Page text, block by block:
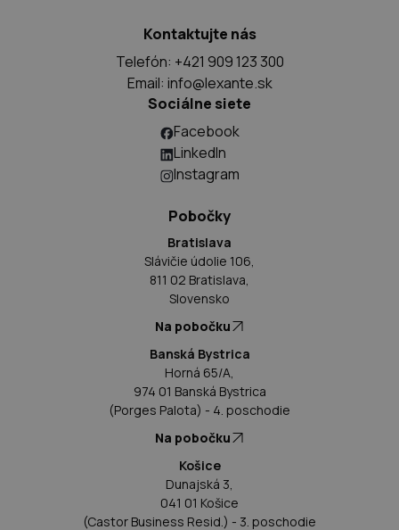
Kontaktujte nás
Telefón: +421 909 123 300
Email: info@lexante.sk
Sociálne siete
Facebook
LinkedIn
Instagram
Pobočky
Bratislava
Slávičie údolie 106,
811 02 Bratislava,
Slovensko
Na pobočku
Banská Bystrica
Horná 65/A,
974 01 Banská Bystrica
(Porges Palota) - 4. poschodie
Na pobočku
Košice
Dunajská 3,
041 01 Košice
(Castor Business Resid.) - 3. poschodie